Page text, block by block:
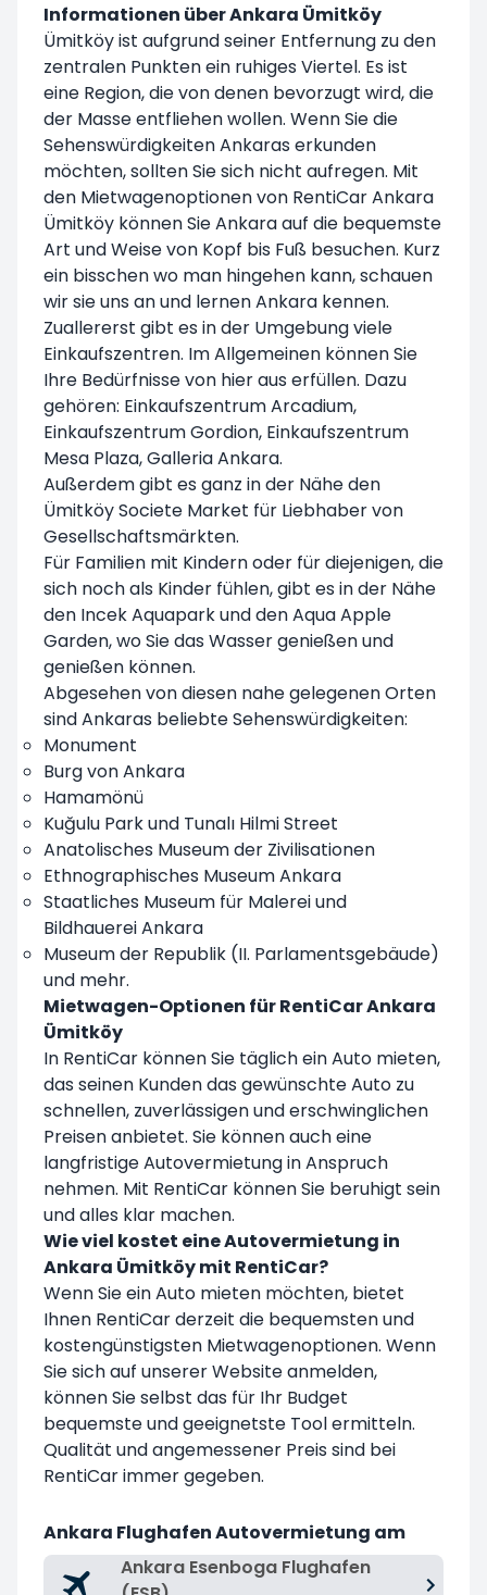
Informationen über Ankara Ümitköy
Ümitköy ist aufgrund seiner Entfernung zu den
zentralen Punkten ein ruhiges Viertel. Es ist
eine Region, die von denen bevorzugt wird, die
der Masse entfliehen wollen. Wenn Sie die
Sehenswürdigkeiten Ankaras erkunden
möchten, sollten Sie sich nicht aufregen. Mit
den Mietwagenoptionen von RentiCar Ankara
Ümitköy können Sie Ankara auf die bequemste
Art und Weise von Kopf bis Fuß besuchen. Kurz
ein bisschen wo man hingehen kann, schauen
wir sie uns an und lernen Ankara kennen.
Zuallererst gibt es in der Umgebung viele
Einkaufszentren. Im Allgemeinen können Sie
Ihre Bedürfnisse von hier aus erfüllen. Dazu
gehören: Einkaufszentrum Arcadium,
Einkaufszentrum Gordion, Einkaufszentrum
Mesa Plaza, Galleria Ankara.
Außerdem gibt es ganz in der Nähe den
Ümitköy Societe Market für Liebhaber von
Gesellschaftsmärkten.
Für Familien mit Kindern oder für diejenigen, die
sich noch als Kinder fühlen, gibt es in der Nähe
den Incek Aquapark und den Aqua Apple
Garden, wo Sie das Wasser genießen und
genießen können.
Abgesehen von diesen nahe gelegenen Orten
sind Ankaras beliebte Sehenswürdigkeiten:
Monument
Burg von Ankara
Hamamönü
Kuğulu Park und Tunalı Hilmi Street
Anatolisches Museum der Zivilisationen
Ethnographisches Museum Ankara
Staatliches Museum für Malerei und
Bildhauerei Ankara
Museum der Republik (II. Parlamentsgebäude)
und mehr.
Mietwagen-Optionen für RentiCar Ankara
Ümitköy
In RentiCar können Sie täglich ein Auto mieten,
das seinen Kunden das gewünschte Auto zu
schnellen, zuverlässigen und erschwinglichen
Preisen anbietet. Sie können auch eine
langfristige Autovermietung in Anspruch
nehmen. Mit RentiCar können Sie beruhigt sein
und alles klar machen.
Wie viel kostet eine Autovermietung in
Ankara Ümitköy mit RentiCar?
Wenn Sie ein Auto mieten möchten, bietet
Ihnen RentiCar derzeit die bequemsten und
kostengünstigsten Mietwagenoptionen. Wenn
Sie sich auf unserer Website anmelden,
können Sie selbst das für Ihr Budget
bequemste und geeignetste Tool ermitteln.
Qualität und angemessener Preis sind bei
RentiCar immer gegeben.
Ankara Flughafen Autovermietung am
Ankara Esenboga Flughafen